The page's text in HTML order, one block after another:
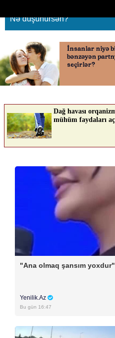
Nə düşünürsən?
"Ana olmaq şansım yoxdur"
Yenilik.Az
Bu gün 16:47